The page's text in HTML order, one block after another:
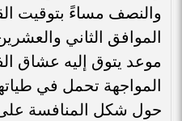
والنصف مساءً بتوقيت
موعد يتوق إليه عشاق
المواجهة تحمل في
حول شكل المنافسة على